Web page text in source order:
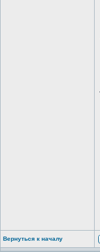
Вернуться к началу